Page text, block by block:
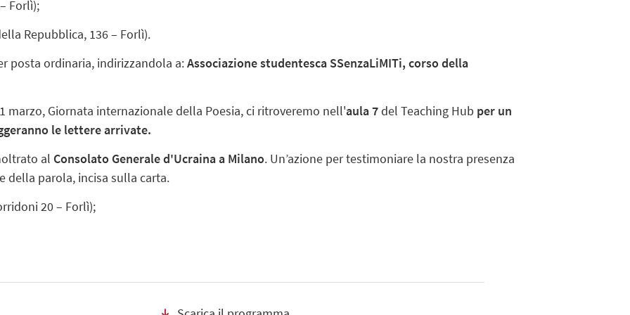
Forlì);
Repubblica, 136 – Forlì).
posta ordinaria, indirizzandola a:Associazione studentesca SSenzaLiMITi, corso della
marzo, Giornata internazionale della Poesia, ci ritroveremo nell'aula 7del Teaching Hub per un
le lettere arrivate.
al Consolato Generale d'Ucraina a Milano. Un’azione per testimoniare la nostra presenza
della parola, incisa sulla carta.
20 – Forlì);